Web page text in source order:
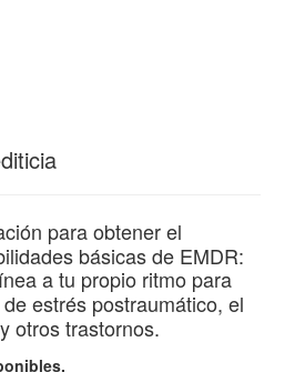
para obtener el
básicas de EMDR:
a tu propio ritmo para
estrés postraumático, el
otros trastornos.